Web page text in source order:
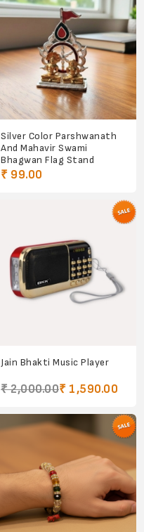
Silver Color Parshwanath
And Mahavir Swami
Bhagwan Flag Stand
₹ 99.00
Jain Bhakti Music Player
₹ 2,000.00₹ 1,590.00